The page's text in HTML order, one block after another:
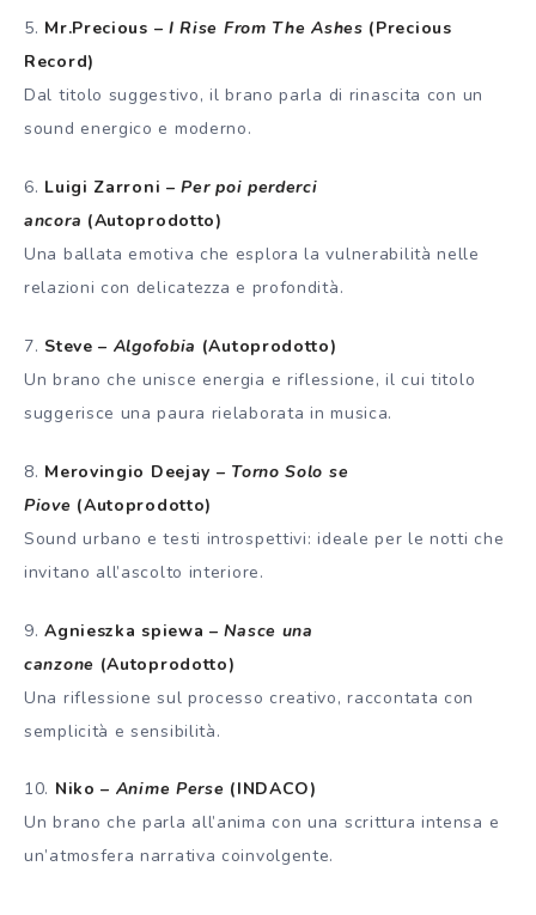
5. Mr.Precious – I Rise From The Ashes (Precious
Record)
Dal titolo suggestivo, il brano parla di rinascita con un
sound energico e moderno.
6. Luigi Zarroni –Per poi perderci
ancora (Autoprodotto)
Una ballata emotiva che esplora la vulnerabilità nelle
relazioni con delicatezza e profondità.
7. Steve – Algofobia (Autoprodotto)
Un brano che unisce energia e riflessione, il cui titolo
suggerisce una paura rielaborata in musica.
8. Merovingio Deejay – Torno Solo se
Piove (Autoprodotto)
Sound urbano e testi introspettivi: ideale per le notti che
invitano all’ascolto interiore.
9.Agnieszka spiewa –Nasce una
canzone (Autoprodotto)
Una riflessione sul processo creativo, raccontata con
semplicità e sensibilità.
10. Niko – Anime Perse (INDACO)
Un brano che parla all’anima con una scrittura intensa e
un’atmosfera narrativa coinvolgente.